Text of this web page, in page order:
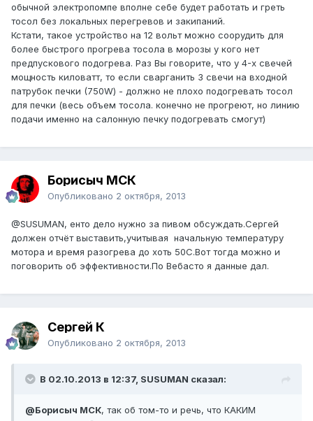
обычной электропомпе вполне себе будет работать и греть
тосол без локальных перегревов и закипаний.
Кстати, такое устройство на 12 вольт можно соорудить для
более быстрого прогрева тосола в морозы у кого нет
предпускового подогрева. Раз Вы говорите, что у 4-х свечей
мощность киловатт, то если сварганить 3 свечи на входной
патрубок печки (750W) - должно не плохо подогревать тосол
для печки (весь объем тосола. конечно не прогреют, но линию
подачи именно на салонную печку подогревать смогут)
Борисыч МСК
Опубликовано 2 октября, 2013
@SUSUMAN, енто дело нужно за пивом обсуждать.Сергей
должен отчёт выставить,учитывая начальную температуру
мотора и время разогрева до хоть 50С.Вот тогда можно и
поговорить об эффективности.По Вебасто я данные дал.
Сергей К
Опубликовано 2 октября, 2013
В 02.10.2013 в 12:37, SUSUMAN сказал:
@Борисыч МСК, так об том-то и речь, что КАКИМ